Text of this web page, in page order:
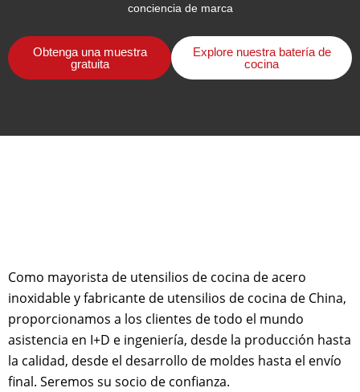
conciencia de marca
Obtenga una muestra
gratuita
Explore nuestra batería de
cocina
Como mayorista de utensilios de cocina de acero
inoxidable y fabricante de utensilios de cocina de China,
proporcionamos a los clientes de todo el mundo
asistencia en I+D e ingeniería, desde la producción hasta
la calidad, desde el desarrollo de moldes hasta el envío
final. Seremos su socio de confianza.